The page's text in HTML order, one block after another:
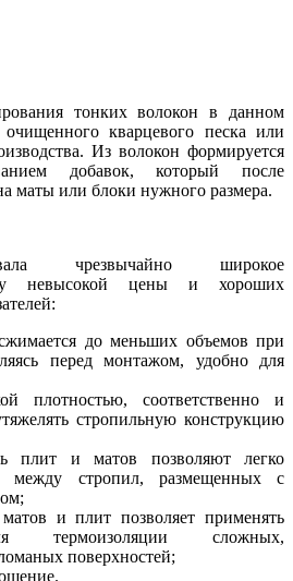
тонких волокон в данном
кварцевого песка или
Из волокон формируется
добавок, который после
маты или блоки нужного размера.
чрезвычайно широкое
невысокой цены и хороших
до меньших объемов при
перед монтажом, удобно для
плотностью, соответственно и
стропильную конструкцию
плит и матов позволяют легко
между стропил, размещенных с
и плит позволяет применять
термоизоляции сложных,
поверхностей;